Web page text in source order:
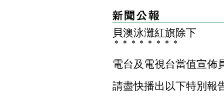
​貝澳泳灘紅旗除下
＊ ＊ ＊ ＊ ＊ ＊ ＊ ＊
電台及電視台當值宣佈
請盡快播出以下特別報